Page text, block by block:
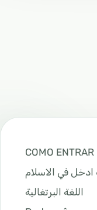
COMO
في الاسلام
اللغة البرتغالية